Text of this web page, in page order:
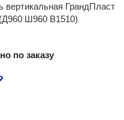
вертикальная ГрандПласт
Ш960 В1510)
по заказу